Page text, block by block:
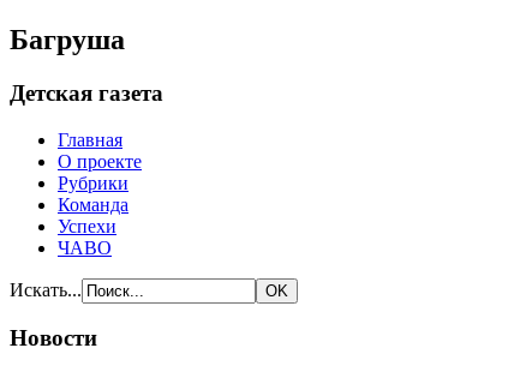
Багруша
Детская газета
Главная
О проекте
Рубрики
Команда
Успехи
ЧАВО
Искать...
Новости